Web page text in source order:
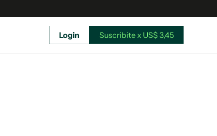
Login Suscribite x US$ 3,45